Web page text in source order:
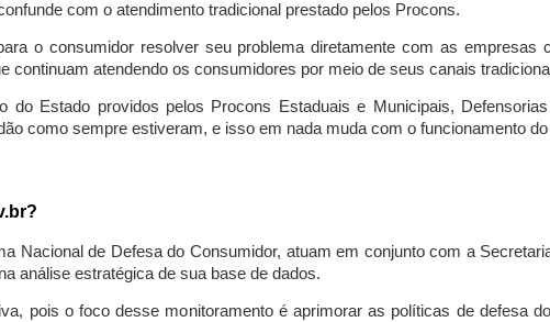
com o atendimento tradicional prestado pelos Procons.
o consumidor resolver seu problema diretamente com as empresas
continuam atendendo os consumidores por meio de seus canais
do Estado providos pelos Procons Estaduais e Municipais,
como sempre estiveram, e isso em nada muda com o funcionamento
Nacional de Defesa do Consumidor, atuam em conjunto com a
análise estratégica de sua base de dados.
pois o foco desse monitoramento é aprimorar as políticas de defesa